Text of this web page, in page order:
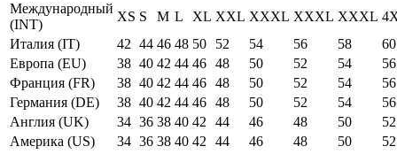
Международный
(INT)
XS S M L XL XXL XXXL XXXL XXXL
Италия (IT)
42 44 46 48 50 52 54 56 58
60
Европа (EU)
38 40 42 44 46 48 50 52 54
56
Франция (FR)
38 40 42 44 46 48 50 52 54
56
Германия (DE)
38 40 42 44 46 48 50 52 54
56
Англия (UK)
34 36 38 40 42 44 46 48 50
52
Америка (US)
34 36 38 40 42 44 46 48 50
52